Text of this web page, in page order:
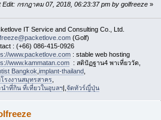
Edit: กรกฎาคม 07, 2018, 06:23:37 pm by golfreeze »
IT Service and Consulting Co., Ltd.
(Golf)
: (+66) 086-415-0926
www.packetlove.com: stable web hosting
www.kammatan.com: สติปัฏฐาน4 พาเที่ยววัด,
Bangkok implant-thailand,
รงงานสมุทรสาคร,
ำที่กิน ที่เที่ยวในอุบลฯ|, จัดทัวร์ญี่ปุ่น